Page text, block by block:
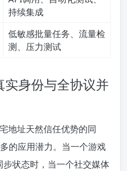
持续集成
低敏感批量任务、流量检
测、压力测试
实身份与全协议并
地址天然信任优势的同
的应用潜力。当一个游戏
状态时，当一个社交媒体